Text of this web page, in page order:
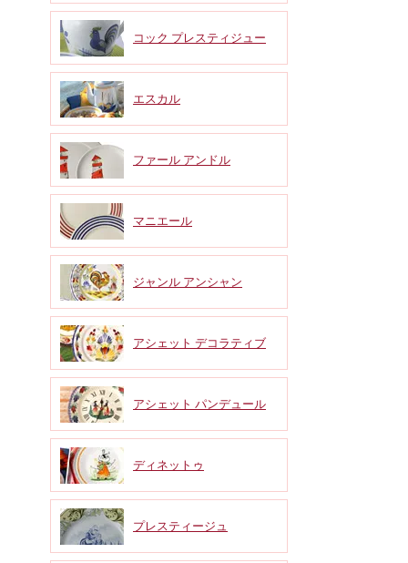
コック プレスティジュー
エスカル
ファール アンドル
マニエール
ジャンル アンシャン
アシェット デコラティブ
アシェット パンデュール
ディネットゥ
プレスティージュ